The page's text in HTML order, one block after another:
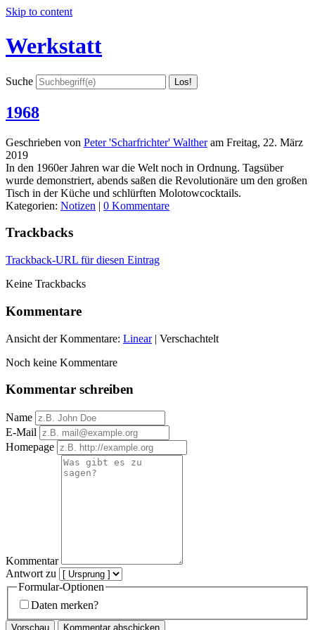
Skip to content
Werkstatt
Suche
1968
Geschrieben von Peter 'Scharfrichter' Waltheram Freitag, 22. März
2019
In den 1960er Jahren war die Welt noch in Ordnung. Tagsüber
wurde demonstriert, abends saßen die Revolutionäre um den großen
Tisch in der Küche und schlürften Molotowcocktails.
Kategorien: Notizen | 0 Kommentare
Trackbacks
Trackback-URL für diesen Eintrag
Keine Trackbacks
Kommentare
Ansicht der Kommentare: Linear| Verschachtelt
Noch keine Kommentare
Kommentar schreiben
Name
E-Mail
Homepage
Kommentar
Antwort zu
Formular-Optionen
Daten merken?